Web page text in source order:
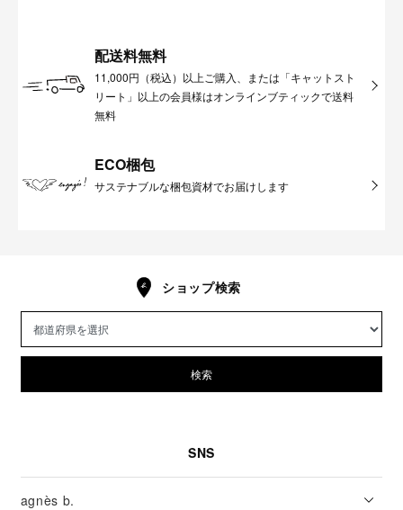
配送料無料
11,000円（税込）以上ご購入、または「キャットスト
リート」以上の会員様はオンラインブティックで送料
無料
ECO梱包
サステナブルな梱包資材でお届けします
ショップ検索
検索
SNS
agnès b.